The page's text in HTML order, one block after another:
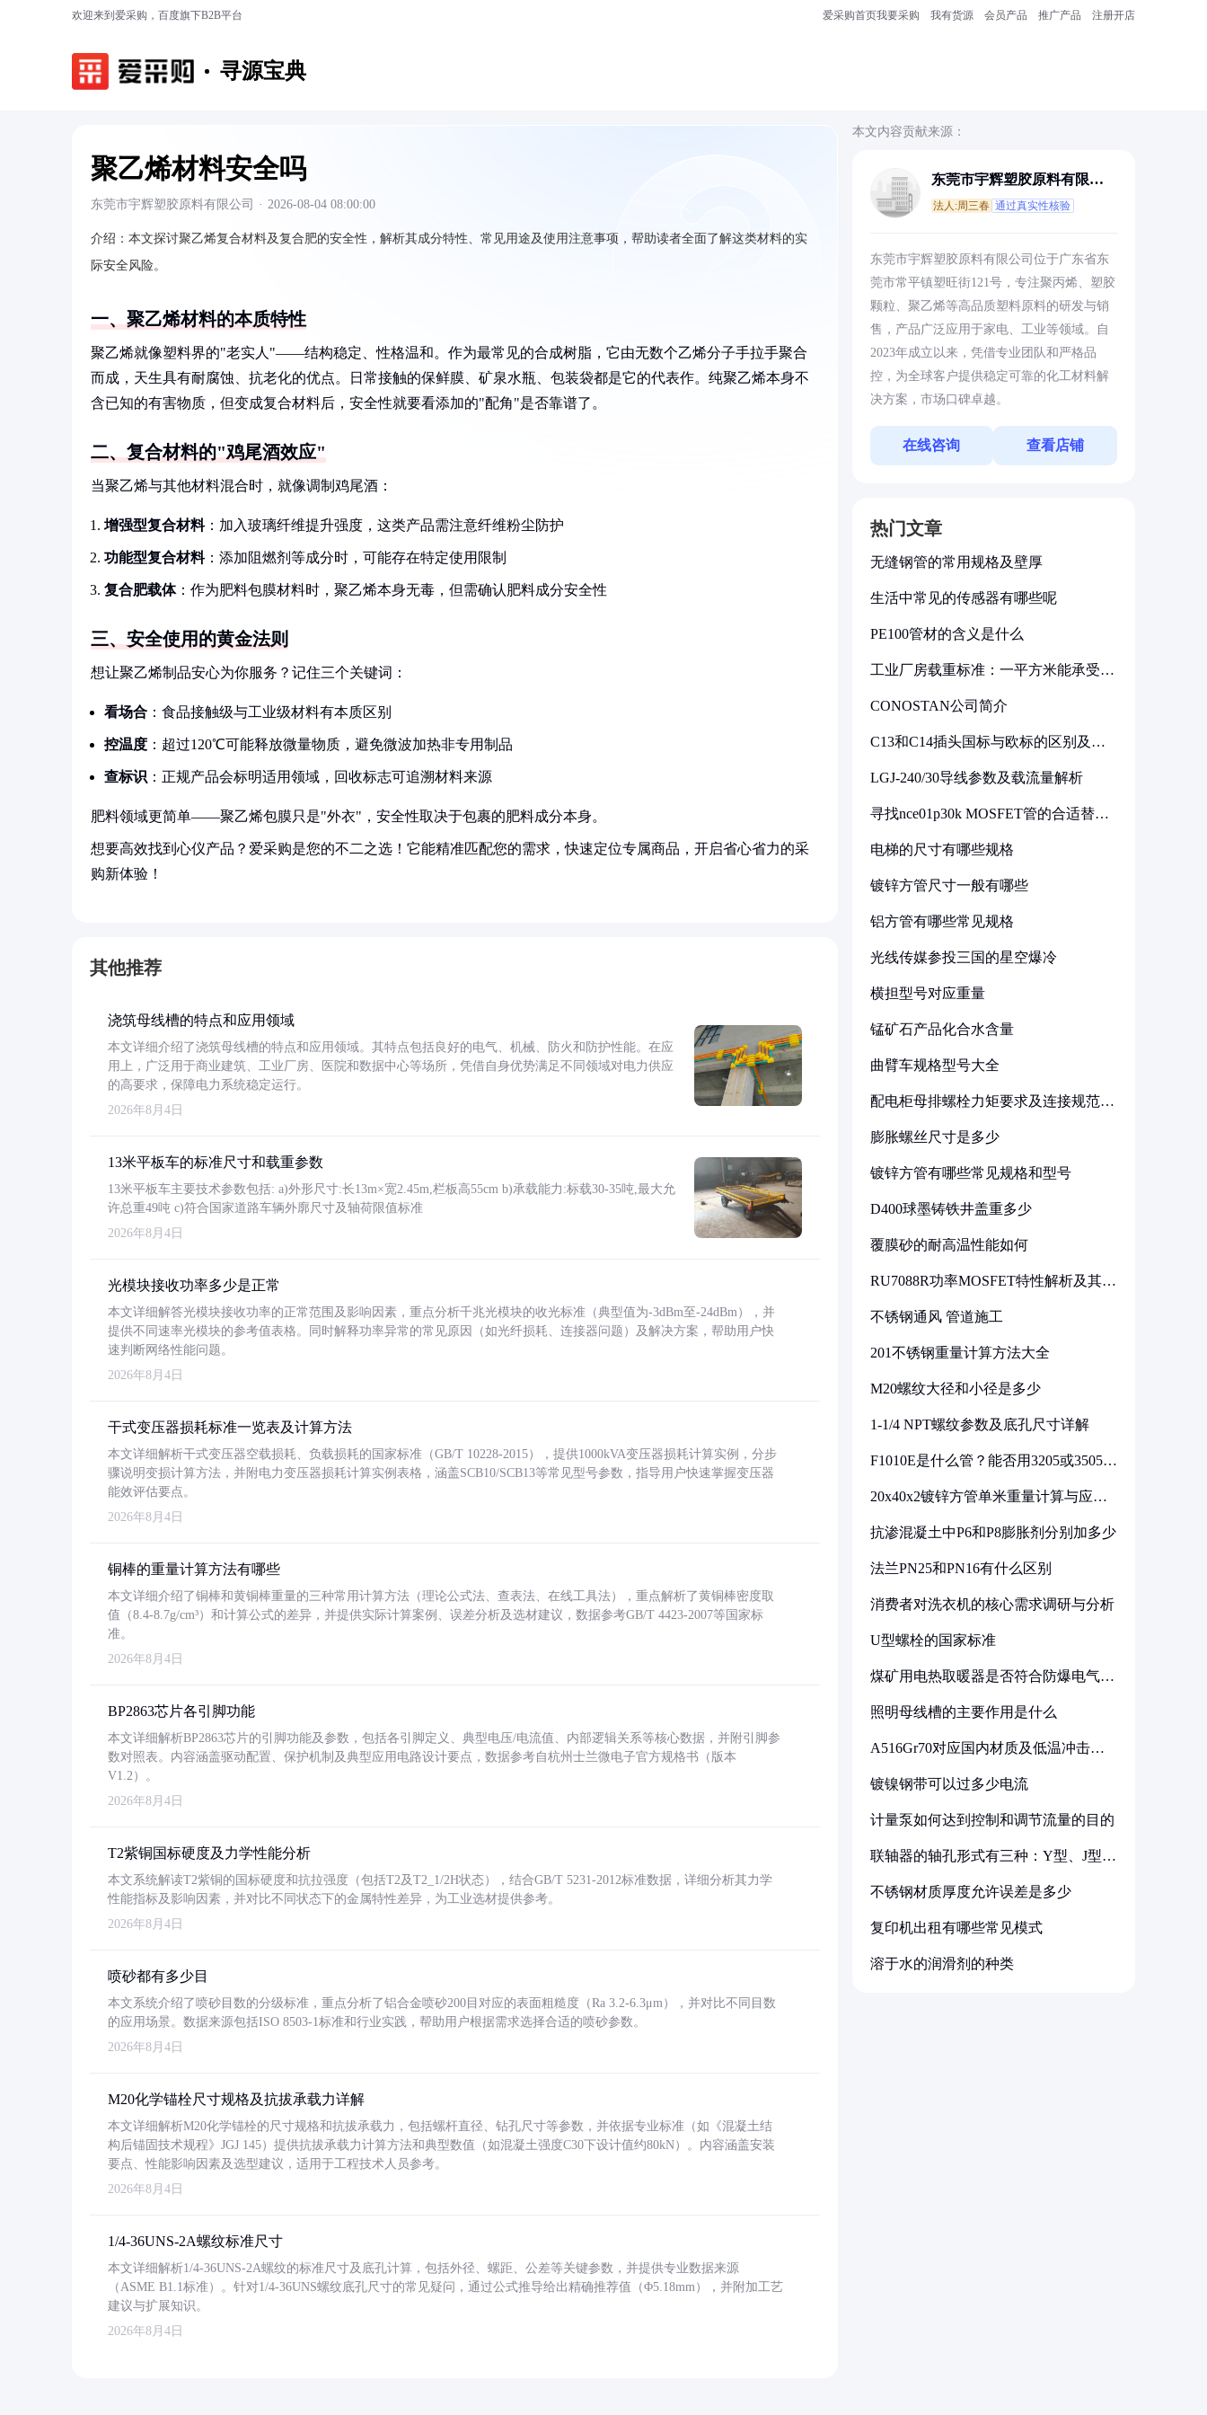
欢迎来到爱采购，百度旗下B2B平台 爱采购首页我要采购 我有货源 会员产品 推广产品 注册开店
寻源宝典
聚乙烯材料安全吗
东莞市宇辉塑胶原料有限公司 · 2026-08-04 08:00:00
介绍： 本文探讨聚乙烯复合材料及复合肥的安全性，解析其成分特性、常见用途及使用注意事项，帮助读者全面了解这类材料的实
际安全风险。
一、聚乙烯材料的本质特性
聚乙烯就像塑料界的"老实人"——结构稳定、性格温和。作为最常见的合成树脂，它由无数个乙烯分子手拉手聚合
而成，天生具有耐腐蚀、抗老化的优点。日常接触的保鲜膜、矿泉水瓶、包装袋都是它的代表作。纯聚乙烯本身不
含已知的有害物质，但变成复合材料后，安全性就要看添加的"配角"是否靠谱了。
二、复合材料的"鸡尾酒效应"
当聚乙烯与其他材料混合时，就像调制鸡尾酒：
增强型复合材料：加入玻璃纤维提升强度，这类产品需注意纤维粉尘防护
功能型复合材料：添加阻燃剂等成分时，可能存在特定使用限制
复合肥载体：作为肥料包膜材料时，聚乙烯本身无毒，但需确认肥料成分安全性
三、安全使用的黄金法则
想让聚乙烯制品安心为你服务？记住三个关键词：
看场合 ：食品接触级与工业级材料有本质区别
控温度 ：超过120℃可能释放微量物质，避免微波加热非专用制品
查标识 ：正规产品会标明适用领域，回收标志可追溯材料来源
肥料领域更简单——聚乙烯包膜只是"外衣"，安全性取决于包裹的肥料成分本身。
想要高效找到心仪产品？爱采购是您的不二之选！它能精准匹配您的需求，快速定位专属商品，开启省心省力的采
购新体验！
其他推荐
浇筑母线槽的特点和应用领域
本文详细介绍了浇筑母线槽的特点和应用领域。其特点包括良好的电气、机械、防火和防护性能。在应
用上，广泛用于商业建筑、工业厂房、医院和数据中心等场所，凭借自身优势满足不同领域对电力供应
的高要求，保障电力系统稳定运行。
2026年8月4日
13米平板车的标准尺寸和载重参数
13米平板车主要技术参数包括: a)外形尺寸:长13m×宽2.45m,栏板高55cm b)承载能力:标载30-35吨,最大允
许总重49吨 c)符合国家道路车辆外廓尺寸及轴荷限值标准
2026年8月4日
光模块接收功率多少是正常
本文详细解答光模块接收功率的正常范围及影响因素，重点分析千兆光模块的收光标准（典型值为-3dBm至-24dBm），并
提供不同速率光模块的参考值表格。同时解释功率异常的常见原因（如光纤损耗、连接器问题）及解决方案，帮助用户快
速判断网络性能问题。
2026年8月4日
干式变压器损耗标准一览表及计算方法
本文详细解析干式变压器空载损耗、负载损耗的国家标准（GB/T 10228-2015），提供1000kVA变压器损耗计算实例，分步
骤说明变损计算方法，并附电力变压器损耗计算实例表格，涵盖SCB10/SCB13等常见型号参数，指导用户快速掌握变压器
能效评估要点。
2026年8月4日
铜棒的重量计算方法有哪些
本文详细介绍了铜棒和黄铜棒重量的三种常用计算方法（理论公式法、查表法、在线工具法），重点解析了黄铜棒密度取
值（8.4-8.7g/cm³）和计算公式的差异，并提供实际计算案例、误差分析及选材建议，数据参考GB/T 4423-2007等国家标
准。
2026年8月4日
BP2863芯片各引脚功能
本文详细解析BP2863芯片的引脚功能及参数，包括各引脚定义、典型电压/电流值、内部逻辑关系等核心数据，并附引脚参
数对照表。内容涵盖驱动配置、保护机制及典型应用电路设计要点，数据参考自杭州士兰微电子官方规格书（版本
V1.2）。
2026年8月4日
T2紫铜国标硬度及力学性能分析
本文系统解读T2紫铜的国标硬度和抗拉强度（包括T2及T2_1/2H状态），结合GB/T 5231-2012标准数据，详细分析其力学
性能指标及影响因素，并对比不同状态下的金属特性差异，为工业选材提供参考。
2026年8月4日
喷砂都有多少目
本文系统介绍了喷砂目数的分级标准，重点分析了铝合金喷砂200目对应的表面粗糙度（Ra 3.2-6.3μm），并对比不同目数
的应用场景。数据来源包括ISO 8503-1标准和行业实践，帮助用户根据需求选择合适的喷砂参数。
2026年8月4日
M20化学锚栓尺寸规格及抗拔承载力详解
本文详细解析M20化学锚栓的尺寸规格和抗拔承载力，包括螺杆直径、钻孔尺寸等参数，并依据专业标准（如《混凝土结
构后锚固技术规程》JGJ 145）提供抗拔承载力计算方法和典型数值（如混凝土强度C30下设计值约80kN）。内容涵盖安装
要点、性能影响因素及选型建议，适用于工程技术人员参考。
2026年8月4日
1/4-36UNS-2A螺纹标准尺寸
本文详细解析1/4-36UNS-2A螺纹的标准尺寸及底孔计算，包括外径、螺距、公差等关键参数，并提供专业数据来源
（ASME B1.1标准）。针对1/4-36UNS螺纹底孔尺寸的常见疑问，通过公式推导给出精确推荐值（Φ5.18mm），并附加工艺
建议与扩展知识。
2026年8月4日
本文内容贡献来源：
东莞市宇辉塑胶原料有限公
法人:周三春 通过真实性核验
东莞市宇辉塑胶原料有限公司位于广东省东
莞市常平镇塑旺街121号，专注聚丙烯、塑胶
颗粒、聚乙烯等高品质塑料原料的研发与销
售，产品广泛应用于家电、工业等领域。自
2023年成立以来，凭借专业团队和严格品
控，为全球客户提供稳定可靠的化工材料解
决方案，市场口碑卓越。
在线咨询 查看店铺
热门文章
无缝钢管的常用规格及壁厚
生活中常见的传感器有哪些呢
PE100管材的含义是什么
工业厂房载重标准：一平方米能承受多
CONOSTAN公司简介
C13和C14插头国标与欧标的区别及其
LGJ-240/30导线参数及载流量解析
寻找nce01p30k MOSFET管的合适替代
电梯的尺寸有哪些规格
镀锌方管尺寸一般有哪些
铝方管有哪些常见规格
光线传媒参投三国的星空爆冷
横担型号对应重量
锰矿石产品化合水含量
曲臂车规格型号大全
配电柜母排螺栓力矩要求及连接规范详
膨胀螺丝尺寸是多少
镀锌方管有哪些常见规格和型号
D400球墨铸铁井盖重多少
覆膜砂的耐高温性能如何
RU7088R功率MOSFET特性解析及其在
不锈钢通风 管道施工
201不锈钢重量计算方法大全
M20螺纹大径和小径是多少
1-1/4 NPT螺纹参数及底孔尺寸详解
F1010E是什么管？能否用3205或3505代
20x40x2镀锌方管单米重量计算与应用
抗渗混凝土中P6和P8膨胀剂分别加多少
法兰PN25和PN16有什么区别
消费者对洗衣机的核心需求调研与分析
U型螺栓的国家标准
煤矿用电热取暖器是否符合防爆电气设
照明母线槽的主要作用是什么
A516Gr70对应国内材质及低温冲击要
镀镍钢带可以过多少电流
计量泵如何达到控制和调节流量的目的
联轴器的轴孔形式有三种：Y型、J型、
不锈钢材质厚度允许误差是多少
复印机出租有哪些常见模式
溶于水的润滑剂的种类